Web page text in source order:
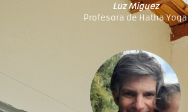
Luz Miguez
Profesora de Hatha Yoga